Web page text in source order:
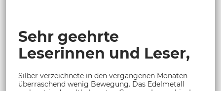
Sehr geehrte
Leserinnen und Leser,
Silber verzeichnete in den vergangenen Monaten
überraschend wenig Bewegung. Das Edelmetall